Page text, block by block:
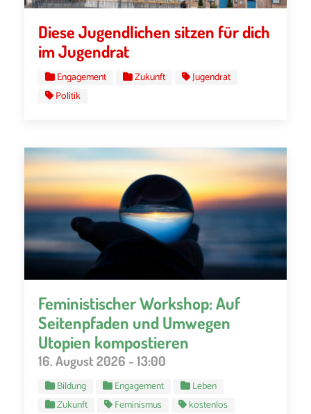
Diese Jugendlichen sitzen für dich
im Jugendrat
Engagement Zukunft
Jugendrat
Politik
Feministischer Workshop: Auf
Seitenpfaden und Umwegen
Utopien kompostieren
16. August 2026 - 13:00
Bildung Engagement
Leben
Zukunft
Feminismus
kostenlos